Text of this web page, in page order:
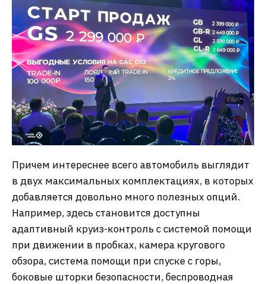
Причем интереснее всего автомобиль выглядит
в двух максимальных комплектациях, в которых
добавляется довольно много полезных опций.
Например, здесь становится доступны
адаптивный круиз-контроль с системой помощи
при движении в пробках, камера кругового
обзора, система помощи при спуске с горы,
боковые шторки безопасности, беспроводная